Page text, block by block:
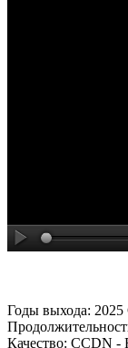
Годы выхода:
Качество: CCDN